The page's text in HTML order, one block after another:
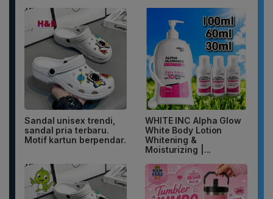
Sandal unisex trendi,
sandal pria terbaru.
Motif kartun berpendar.
WHITE INC Alpha Glow
White Body Lotion
Whitening &
Moisturizing |...